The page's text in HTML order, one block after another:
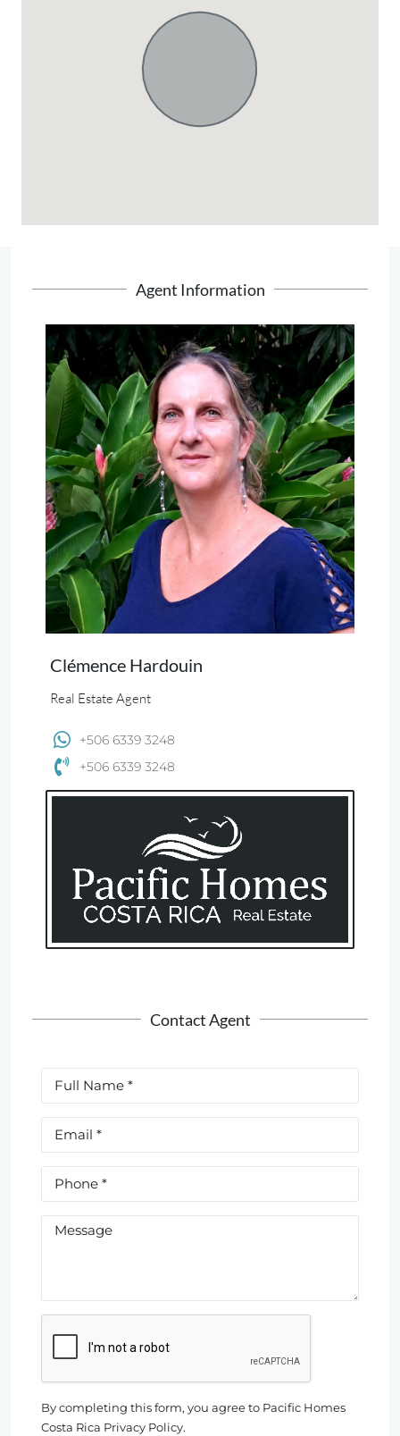
Agent Information
Clémence Hardouin
Real Estate Agent
+506 6339 3248
+506 6339 3248
Contact Agent
By completing this form, you agree to Pacific Homes
Costa Rica Privacy Policy.